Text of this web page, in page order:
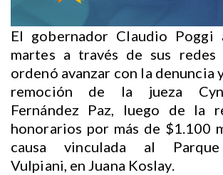
El gobernador Claudio Poggi
martes a través de sus redes
ordenó avanzar con la denuncia
remoción de la jueza
Fernández Paz, luego de la
honorarios por más de $1.100
causa vinculada al
Vulpiani, en Juana Koslay.